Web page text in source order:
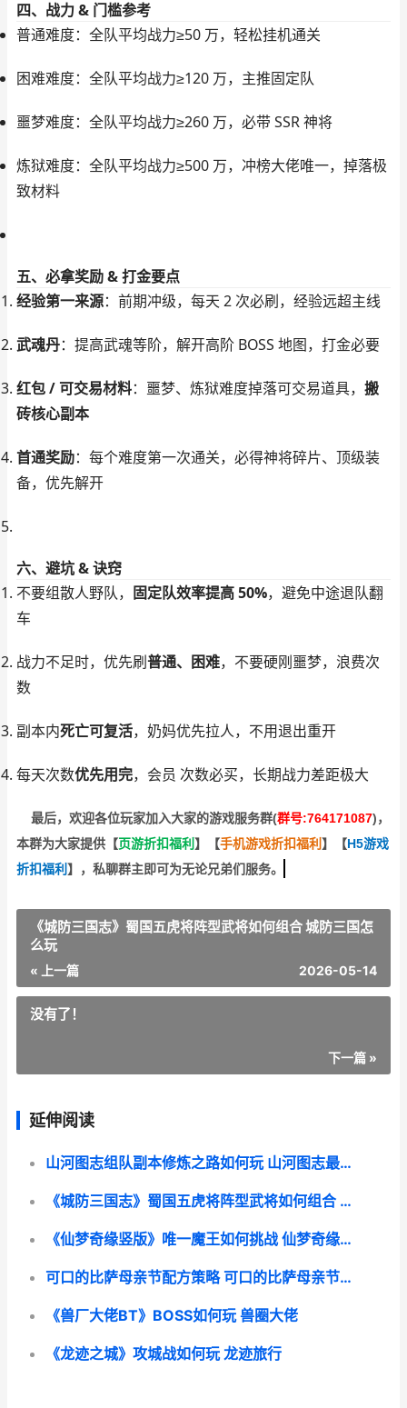
四、战力 & 门槛参考
普通难度：全队平均战力≥50 万，轻松挂机通关
困难难度：全队平均战力≥120 万，主推固定队
噩梦难度：全队平均战力≥260 万，必带 SSR 神将
炼狱难度：全队平均战力≥500 万，冲榜大佬唯一，掉落极
致材料
五、必拿奖励 & 打金要点
经验第一来源：前期冲级，每天 2 次必刷，经验远超主线
武魂丹：提高武魂等阶，解开高阶 BOSS 地图，打金必要
红包 / 可交易材料：噩梦、炼狱难度掉落可交易道具， 搬
砖核心副本
首通奖励：每个难度第一次通关，必得神将碎片、顶级装
备，优先解开
六、避坑 & 诀窍
不要组散人野队， 固定队效率提高 50%，避免中途退队翻
车
战力不足时，优先刷普通、困难，不要硬刚噩梦，浪费次
数
副本内死亡可复活，奶妈优先拉人，不用退出重开
每天次数优先用完，会员 次数必买，长期战力差距极大
最后，欢迎各位玩家加入大家的游戏服务群(群号:764171087)，
本群为大家提供【页游折扣福利 】 【手机游戏折扣福利 】 【H5游戏
折扣福利 】 ，私聊群主即可为无论兄弟们服务。
《城防三国志》蜀国五虎将阵型武将如何组合 城防三国怎
么玩
« 上一篇 2026-05-14
没有了！
下一篇 »
延伸阅读
山河图志组队副本修炼之路如何玩 山河图志最强英雄搭配
《城防三国志》蜀国五虎将阵型武将如何组合 城防三国怎么玩
《仙梦奇缘竖版》唯一魔王如何挑战 仙梦奇缘版本:1.03.14
可口的比萨母亲节配方策略 可口的比萨母亲节特别活动开启
《兽厂大佬BT》BOSS如何玩 兽圈大佬
《龙迹之城》攻城战如何玩 龙迹旅行